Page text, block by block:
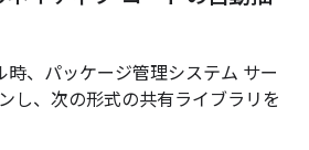
時、パッケージ管理システム サー
し、次の形式の共有ライブラリを